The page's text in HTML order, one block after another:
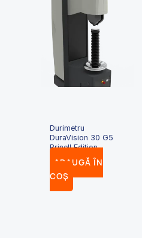
Durimetru
DuraVision 30 G5
Brinell Edition
ADAUGĂ ÎN
COȘ